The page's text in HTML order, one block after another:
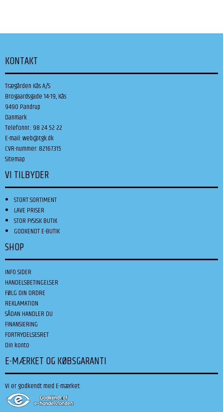
KONTAKT
Trægården Kås A/S
Brogaardsgade 14-19, Kås
9490 Pandrup
Danmark
Telefonnr.: 98 24 52 22
E-mail:web@tgk.dk
CVR-nummer: 82167315
Sitemap
VI TILBYDER
STORT SORTIMENT
LAVE PRISER
STOR FYSISK BUTIK
GODKENDT E-BUTIK
SHOP
INFO SIDER
HANDELSBETINGELSER
FØLG DIN ORDRE
REKLAMATION
SÅDAN HANDLER DU
FINANSIERING
FORTRYDELSESRET
Din konto
E-MÆRKET OG KØBSGARANTI
Vi er godkendt med E-mærket: